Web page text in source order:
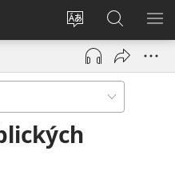
Změnit
jazyk
stránek
Přihlásit
se
(otevřeno
okno)
Hledat
na
JW.ORG